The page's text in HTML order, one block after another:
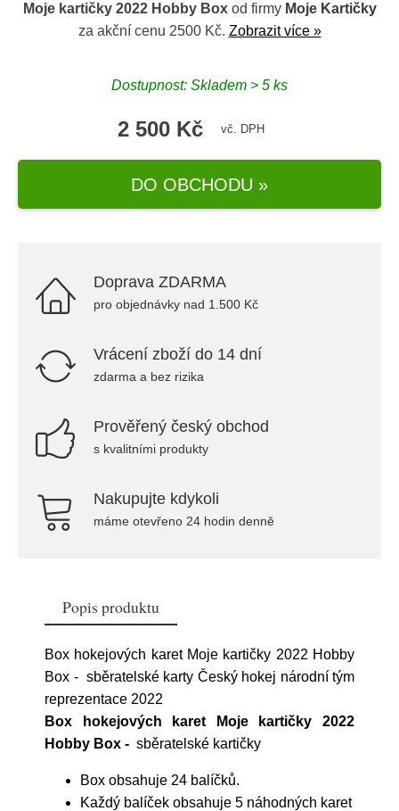
Moje kartičky 2022 Hobby Boxod firmy Moje Kartičky
za akční cenu 2500 Kč. Zobrazit více »
Dostupnost: Skladem > 5 ks
2 500 Kč vč. DPH
DO OBCHODU »
Doprava ZDARMA
pro objednávky nad 1.500 Kč
Vrácení zboží do 14 dní
zdarma a bez rizika
Prověřený český obchod
s kvalitními produkty
Nakupujte kdykoli
máme otevřeno 24 hodin denně
Popis produktu
Box hokejových karet Moje kartičky 2022 Hobby
Box - sběratelské karty Český hokej národní tým
reprezentace 2022
Box hokejových karet Moje kartičky 2022
Hobby Box - sběratelské kartičky
Box obsahuje 24 balíčků.
Každý balíček obsahuje 5 náhodných karet